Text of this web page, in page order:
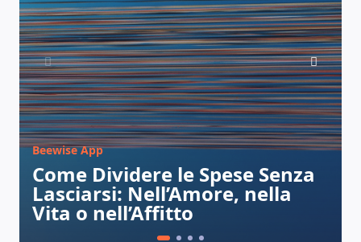
Beewise App
Come Dividere le Spese Senza
Lasciarsi: Nell’Amore, nella
Vita o nell’Affitto